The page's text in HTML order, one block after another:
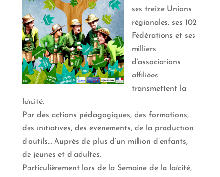
ses treize Unions
régionales, ses 102
Fédérations et ses
milliers
d’associations
affiliées
transmettent la
laïcité.
Par des actions pédagogiques, des formations,
des initiatives, des évènements, de la production
d’outils… Auprès de plus d’un million d’enfants,
de jeunes et d’adultes.
Particulièrement lors de la Semaine de la laïcité,